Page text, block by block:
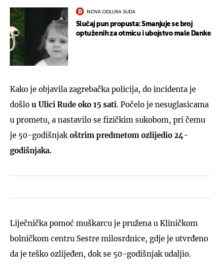
NOVA ODLUKA SUDA
Slučaj pun propusta: Smanjuje se broj
optuženih za otmicu i ubojstvo male Danke
Kako je objavila zagrebačka policija, do incidenta je
došlo u Ulici Rude oko 15 sati. Počelo je nesuglasicama
u prometu, a nastavilo se fizičkim sukobom, pri čemu
je 50-godišnjak oštrim predmetom ozlijedio 24-
godišnjaka.
Liječnička pomoć muškarcu je pružena u Kliničkom
bolničkom centru Sestre milosrdnice, gdje je utvrđeno
da je teško ozlijeđen, dok se 50-godišnjak udaljio.